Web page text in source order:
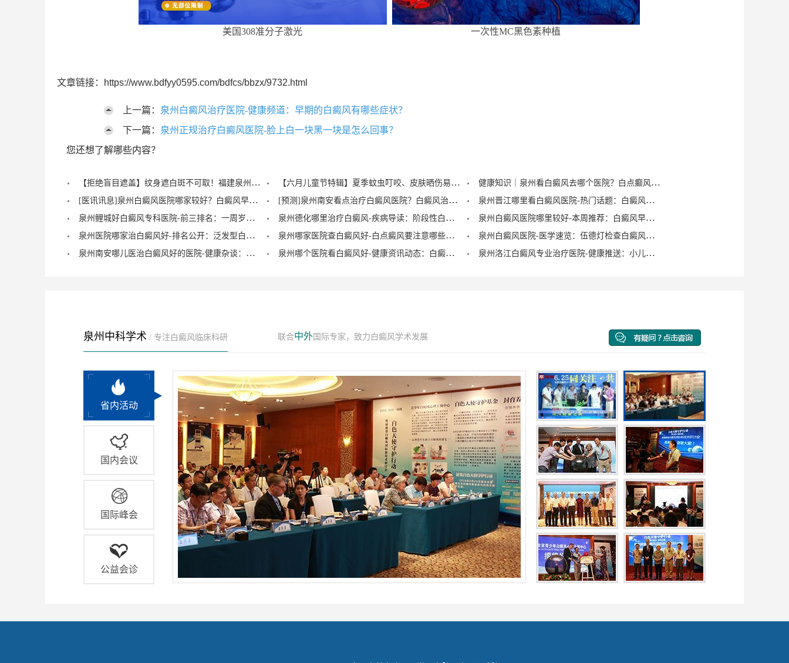
美国308准分子激光 一次性MC黑色素种植
文章链接：https://www.bdfyy0595.com/bdfcs/bbzx/9732.html
上一篇： 泉州白癜风治疗医院-健康频道：早期的白癜风有哪些症状？
下一篇： 泉州正规治疗白癜风医院-脸上白一块黑一块是怎么回事？
您还想了解哪些内容？
【拒绝盲目遮盖】纹身遮白斑不可取！福建泉州中科白癜风医院倡导科学诊疗，从根源唤醒黑色素 【六月儿童节特辑】夏季蚊虫叮咬、皮肤晒伤易成白斑“催化剂”，泉州中科：儿童白癜风暑期护理记住三个要点！
健康知识｜泉州看白癜风去哪个医院？白点癫风早期可以自愈？
[医讯讯息]泉州白癜风医院哪家较好？白癜风早期症状能治愈？
[预测]泉州南安看点治疗白癜风医院？白癜风治疗后泛红是怎么回事？
泉州晋江哪里看白癜风医院-热门话题：白癜风症状有哪些？
泉州鲤城好白癜风专科医院-前三排名：一周岁宝宝有白癜风症状？
泉州德化哪里治疗白癜风-疾病导读：阶段性白癜风的症状？
泉州白癜风医院哪里较好-本周推荐：白癜风早期症状如何确诊？
泉州医院哪家治白癜风好-排名公开：泛发型白癜风怎么治疗才正确？
泉州哪家医院查白癜风好-白点癜风要注意哪些饮食禁忌？
泉州白癜风医院-医学速览：伍德灯检查白癜风症状？
泉州南安哪儿医治白癜风好的医院-健康杂谈：治疗儿童脚部白癜风要注重什么？
泉州哪个医院看白癜风好-健康资讯动态：白癜风的症状早期图片？ 泉州洛江白癜风专业治疗医院-健康推送：小儿脸上有白斑是什么原因？
泉州中科学术 / 专注白癜风临床科研 联合中外国际专家，致力白癜风学术发展
省内活动
国内会议
国际峰会
公益会诊